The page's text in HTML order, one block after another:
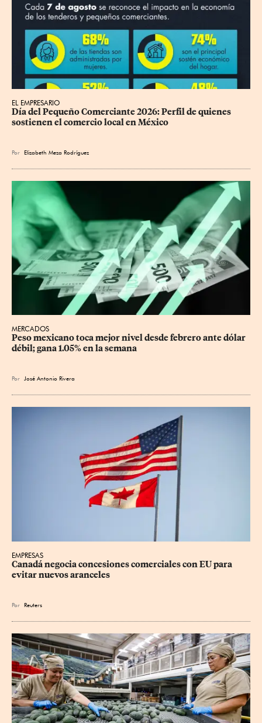
EL EMPRESARIO
Día del Pequeño Comerciante 2026: Perfil de quienes
sostienen el comercio local en México
Por Elizabeth Meza Rodríguez
MERCADOS
Peso mexicano toca mejor nivel desde febrero ante dólar
débil; gana 1.05% en la semana
Por José Antonio Rivera
EMPRESAS
Canadá negocia concesiones comerciales con EU para
evitar nuevos aranceles
Por Reuters